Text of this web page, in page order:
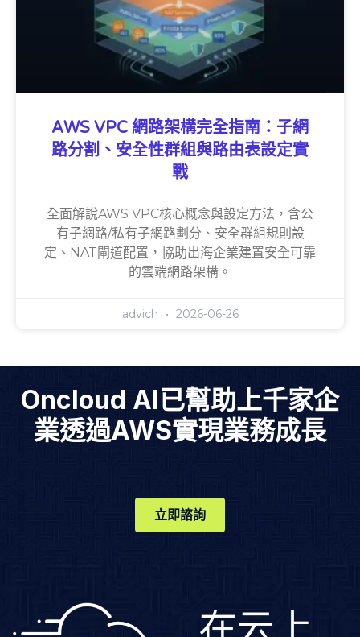
AWS VPC 網路架構完全指南：子網
路分割、安全性群組與路由表設定實
戰
全面解說AWS VPC核心概念與設定方法，含公
有子網路/私有子網路劃分、安全群組規則設
定、NAT閘道配置，協助出海企業建置安全可靠
的雲端網路架構。
advich 2026-06-26
Oncloud AI已幫助上千家企
業透過AWS實現業務成長
立即諮詢